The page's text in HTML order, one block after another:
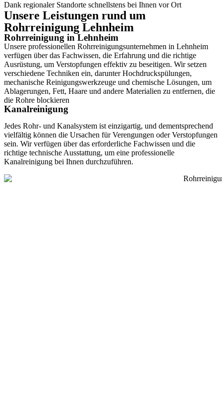
Dank regionaler Standorte schnellstens bei Ihnen vor Ort
Unsere Leistungen rund um
Rohrreinigung Lehnheim
Rohrreinigung in Lehnheim
Unsere professionellen Rohrreinigungsunternehmen in Lehnheim
verfügen über das Fachwissen, die Erfahrung und die richtige
Ausrüstung, um Verstopfungen effektiv zu beseitigen. Wir setzen
verschiedene Techniken ein, darunter Hochdruckspülungen,
mechanische Reinigungswerkzeuge und chemische Lösungen, um
Ablagerungen, Fett, Haare und andere Materialien zu entfernen, die
die Rohre blockieren
Kanalreinigung
Jedes Rohr- und Kanalsystem ist einzigartig, und dementsprechend
vielfältig können die Ursachen für Verengungen oder Verstopfungen
sein. Wir verfügen über das erforderliche Fachwissen und die
richtige technische Ausstattung, um eine professionelle
Kanalreinigung bei Ihnen durchzuführen.